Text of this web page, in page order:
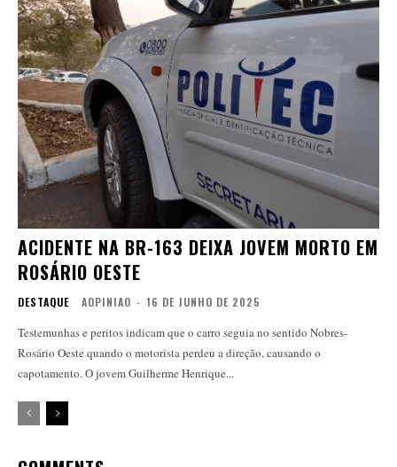
ACIDENTE NA BR-163 DEIXA JOVEM MORTO EM
ROSÁRIO OESTE
DESTAQUE AOPINIAO - 16 DE JUNHO DE 2025
Testemunhas e peritos indicam que o carro seguia no sentido Nobres-
Rosário Oeste quando o motorista perdeu a direção, causando o
capotamento. O jovem Guilherme Henrique...